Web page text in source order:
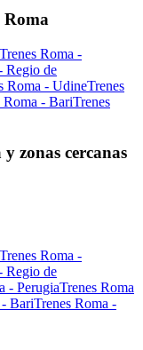
Roma
Trenes Roma -
Regio de
Roma - UdineTrenes
Roma - BariTrenes
zonas cercanas
Trenes Roma -
Regio de
- PerugiaTrenes Roma
- BariTrenes Roma -